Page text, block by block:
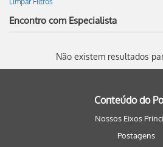
Encontro com Especialista
Não existem resultados
Conteúdo do
Nossos Eixos
Postagens